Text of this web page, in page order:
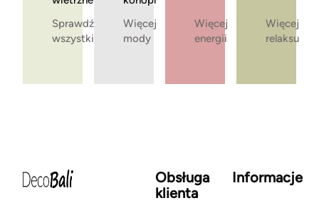
Sprawdź
wszystkie
Więcej
mody
Więcej
energii
Więcej
relaksu
Obsługa
klienta
Informacje